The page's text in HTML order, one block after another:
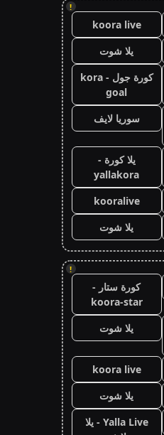
!
koora live
يلا شوت
كورة جول - kora
goal
سوريا لايف
يلا كورة -
yallakora
kooralive
يلا شوت
!
كورة ستار -
koora-star
يلا شوت
koora live
يلا شوت
Yalla Live - يلا